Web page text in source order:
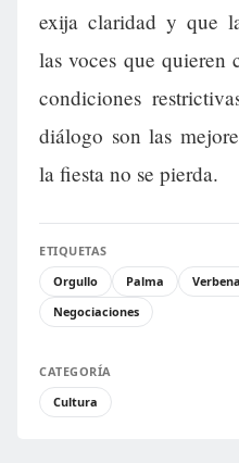
exija claridad y que
las voces que quieren
condiciones
diálogo son las
la fiesta no se pierda.
ETIQUETAS
Orgullo
Palma
Negociaciones
CATEGORÍA
Cultura